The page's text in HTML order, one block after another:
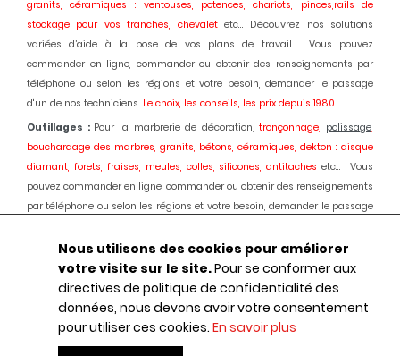
granits, céramiques : ventouses, potences, chariots, pinces,rails de
stockage pour vos tranches, chevalet etc... Découvrez nos solutions
variées d’aide à la pose de vos plans de travail . Vous pouvez
commander en ligne, commander ou obtenir des renseignements par
téléphone ou selon les régions et votre besoin, demander le passage
d'un de nos techniciens. Le choix, les conseils, les prix depuis 1980.
Outillages : Pour la marbrerie de décoration,tronçonnage, polissage,
bouchardage des marbres, granits, bétons, céramiques, dekton : disque
diamant, forets, fraises, meules, colles, silicones, antitaches etc... Vous
pouvez commander en ligne, commander ou obtenir des renseignements
par téléphone ou selon les régions et votre besoin, demander le passage
Machines : Pour la marbrerie de décoration, usinage etpolissage
marbres, granits, bétons, céramiques, dekton :Débiteuses, découpes jet
polissageautomatique des chants, centres d'usinages 3 et 5 axes,
robot, fil diamant, traitement des boues, aspiration des poussières,
ponçage de sols marbres et granits, équipements portatifs en
pneumatiqueetc... : Une offre globale au service de votre activité.
Nous utilisons des cookies pour améliorer
votre visite sur le site.Pour se conformer aux
directives de politique de confidentialité des
données, nous devons avoir votre consentement
pour utiliser ces cookies. En savoir plus